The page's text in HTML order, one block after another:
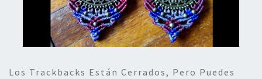
Los Trackbacks Están Cerrados, Pero Puedes